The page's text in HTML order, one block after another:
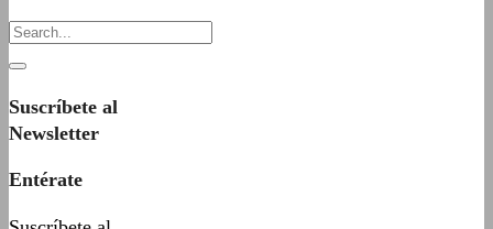
Suscríbete al
Newsletter
Entérate